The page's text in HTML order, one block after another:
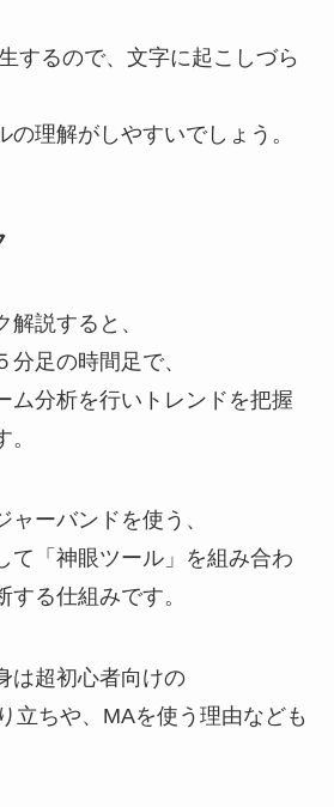
するので、文字に起こしづら
の理解がしやすいでしょう。
解説すると、
分足の時間足で、
ム分析を行いトレンドを把握
ーバンドを使う、
て「神眼ツール」を組み合わ
る仕組みです。
は超初心者向けの
立ちや、MAを使う理由なども